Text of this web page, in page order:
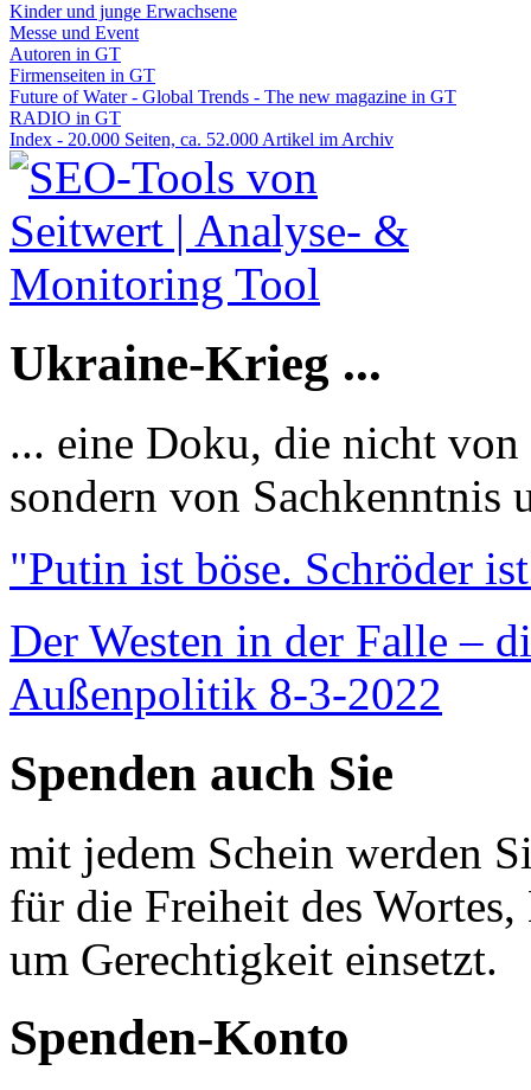
Kinder und junge Erwachsene
Messe und Event
Autoren in GT
Firmenseiten in GT
Future of Water - Global Trends - The new magazine in GT
RADIO in GT
Index - 20.000 Seiten, ca. 52.000 Artikel im Archiv
Ukraine-Krieg ...
... eine Doku, die nicht
sondern von Sachkenntnis
"Putin ist böse. Schröder
Der Westen in der Falle –
Außenpolitik 8-3-2022
Spenden auch Sie
mit jedem Schein werden
für die Freiheit des
um Gerechtigkeit einsetzt.
Spenden-Konto